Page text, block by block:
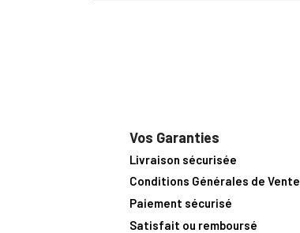
Vos Garanties
Livraison sécurisée
Conditions Générales de Vente
Paiement sécurisé
Satisfait ou remboursé